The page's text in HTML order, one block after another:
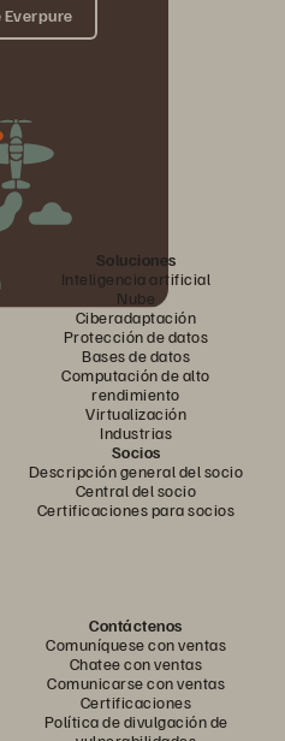
Soluciones
Inteligencia artificial
Nube
Ciberadaptación
Protección de datos
Bases de datos
Computación de alto
rendimiento
Virtualización
Industrias
Socios
Descripción general del socio
Central del socio
Certificaciones para socios
Contáctenos
Comuníquese con ventas
Chatee con ventas
Comunicarse con ventas
Certificaciones
Política de divulgación de